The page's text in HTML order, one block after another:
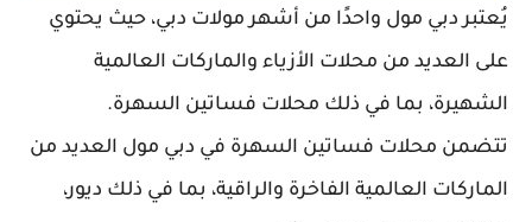
يُعتبر دبي مول واحدًا من أشهر مولات دبي، حيث يحتوي
على العديد من محلات الأزياء والماركات العالمية
الشهيرة، بما في ذلك محلات فساتين السهرة.
تتضمن محلات فساتين السهرة في دبي مول العديد من
الماركات العالمية الفاخرة والراقية، بما في ذلك ديور،